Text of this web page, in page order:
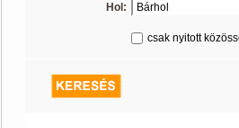
Hol:
csak nyitott